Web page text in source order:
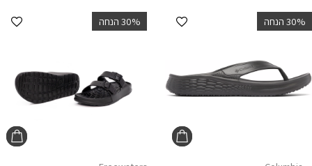
הוספה למועדפים ‫30% הנחה ‫30% הנחה